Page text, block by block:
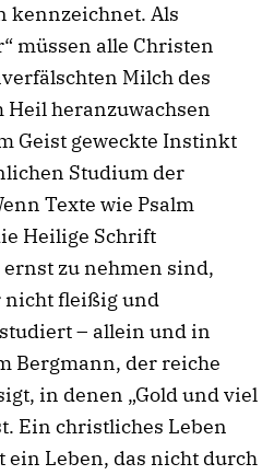
kennzeichnet. Als
müssen alle Christen
Milch des
Heil heranzuwachsen
Geist geweckte Instinkt
Studium der
Texte wie Psalm
Heilige Schrift
zu nehmen sind,
nicht fleißig und
– allein und in
Bergmann, der reiche
in denen „Gold und viel
Ein christliches Leben
Leben, das nicht durch